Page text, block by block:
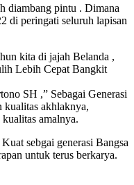
diambang pintu . Dimana
di peringati seluruh lapisan
kita di jajah Belanda ,
Lebih Cepat Bangkit
SH ,” Sebagai Generasi
kualitas akhlaknya,
amalnya.
sebgai generasi Bangsa
untuk terus berkarya.